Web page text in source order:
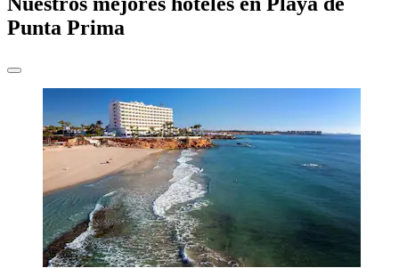
Punta Prima